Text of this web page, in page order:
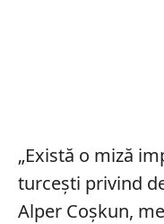
„Există o miză
turcești privind
Alper Coșkun,